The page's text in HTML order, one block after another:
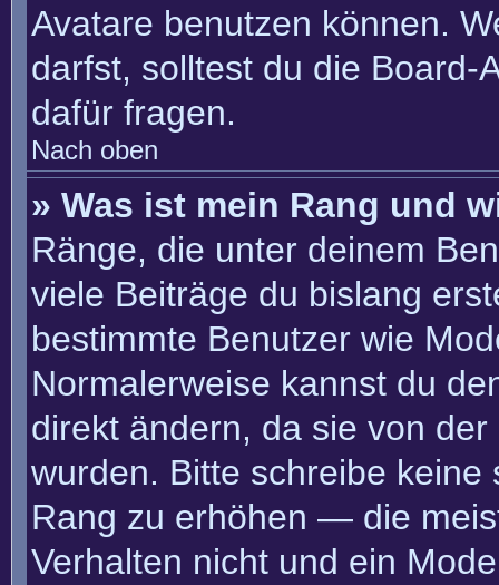
Avatare benutzen können.
darfst, solltest du die Board-
dafür fragen.
Nach oben
» Was ist mein Rang und
Ränge, die unter deinem
viele Beiträge du bislang
bestimmte Benutzer wie
Normalerweise kannst du
direkt ändern, da sie von
wurden. Bitte schreibe
Rang zu erhöhen — die
Verhalten nicht und ein